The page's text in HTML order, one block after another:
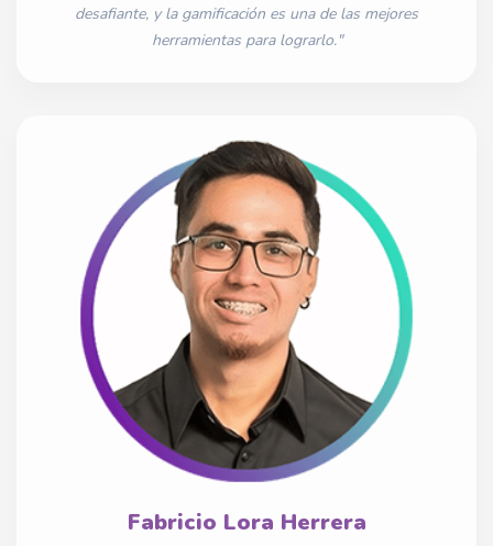
desafiante, y la gamificación es una de las mejores
herramientas para lograrlo."
Fabricio Lora Herrera